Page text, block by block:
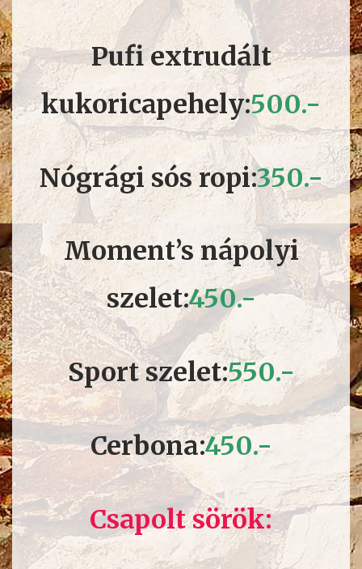
Pufi extrudált
kukoricapehely:500.-
Nógrági sós ropi:350.-
Moment’s nápolyi
szelet:450.-
Sport szelet:550.-
Cerbona:450.-
Csapolt sörök: